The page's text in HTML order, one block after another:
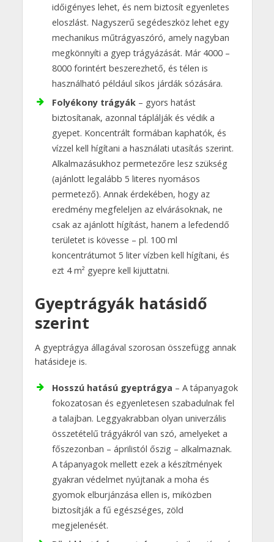
időigényes lehet, és nem biztosít egyenletes
eloszlást. Nagyszerű segédeszköz lehet egy
mechanikus műtrágyaszóró, amely nagyban
megkönnyíti a gyep trágyázását. Már 4000 –
8000 forintért beszerezhető, és télen is
használható például síkos járdák sózására.
Folyékony trágyák – gyors hatást
biztosítanak, azonnal táplálják és védik a
gyepet. Koncentrált formában kaphatók, és
vízzel kell hígítani a használati utasítás szerint.
Alkalmazásukhoz permetezőre lesz szükség
(ajánlott legalább 5 literes nyomásos
permetező). Annak érdekében, hogy az
eredmény megfeleljen az elvárásoknak, ne
csak az ajánlott hígítást, hanem a lefedendő
területet is kövesse – pl. 100 ml
koncentrátumot 5 liter vízben kell hígítani, és
ezt 4 m² gyepre kell kijuttatni.
Gyeptrágyák hatásidő
szerint
A gyeptrágya állagával szorosan összefügg annak
hatásideje is.
Hosszú hatású gyeptrágya – A tápanyagok
fokozatosan és egyenletesen szabadulnak fel
a talajban. Leggyakrabban olyan univerzális
összetételű trágyákról van szó, amelyeket a
főszezonban – áprilistól őszig – alkalmaznak.
A tápanyagok mellett ezek a készítmények
gyakran védelmet nyújtanak a moha és
gyomok elburjánzása ellen is, miközben
biztosítják a fű egészséges, zöld
megjelenését.